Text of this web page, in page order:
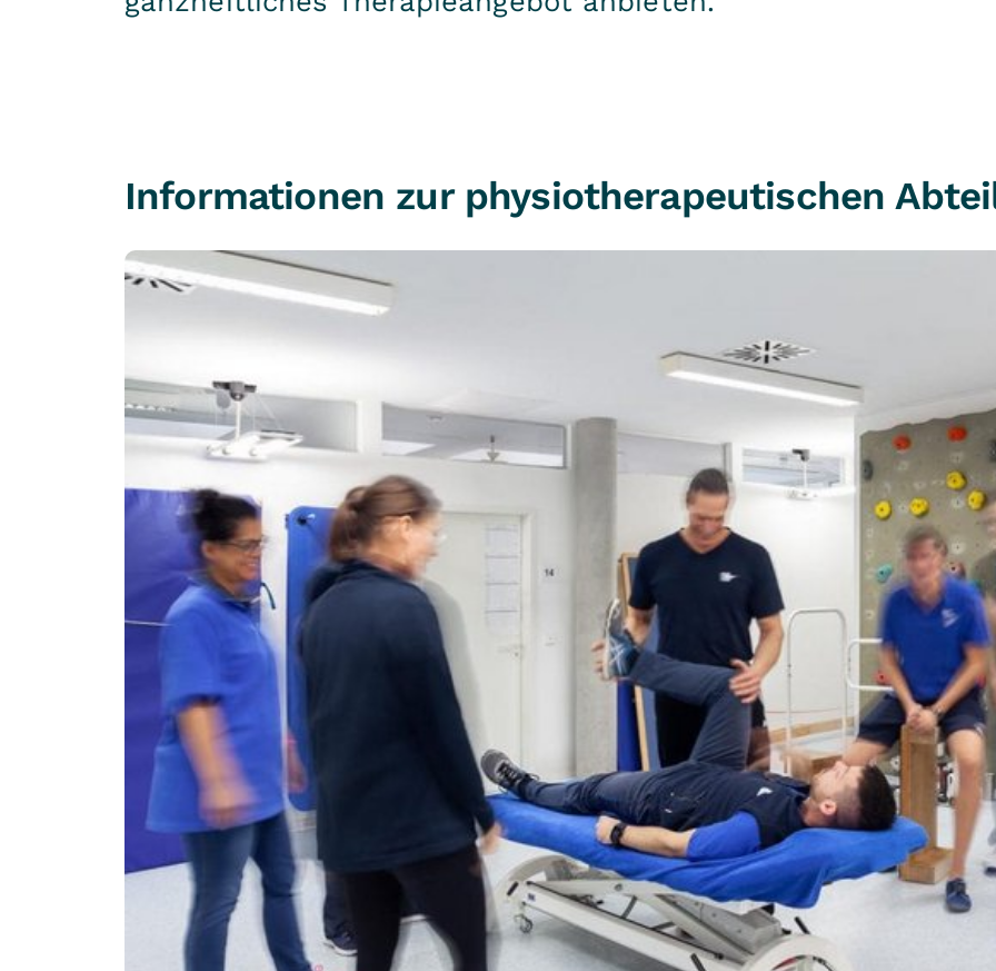
Informationen zur physiotherapeutischen